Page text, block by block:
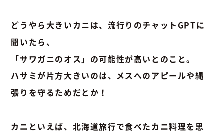
どうやら大きいカニは、流行りのチャットGPTに
聞いたら、
「サワガニのオス」の可能性が高いとのこと。
ハサミが片方大きいのは、メスへのアピールや縄
張りを守るためだとか！
カニといえば、北海道旅行で食べたカニ料理を思